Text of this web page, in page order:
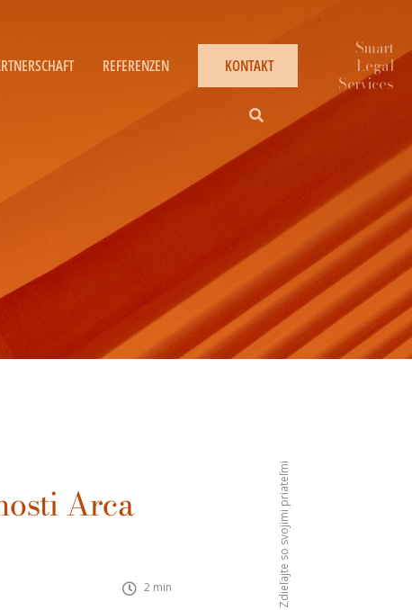
REFERENZEN KONTAKT
Arca
2 min Zdieľajte so svojimi priateľmi